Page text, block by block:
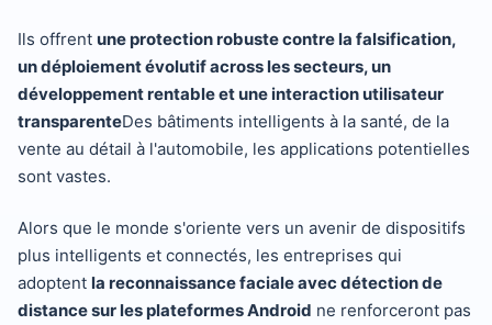
Ils offrent une protection robuste contre la falsification,
un déploiement évolutif across les secteurs, un
développement rentable et une interaction utilisateur
transparenteDes bâtiments intelligents à la santé, de la
vente au détail à l'automobile, les applications potentielles
sont vastes.
Alors que le monde s'oriente vers un avenir de dispositifs
plus intelligents et connectés, les entreprises qui
adoptent la reconnaissance faciale avec détection de
distance sur les plateformes Android ne renforceront pas